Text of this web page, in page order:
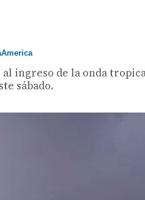
ingreso de la onda
sábado.